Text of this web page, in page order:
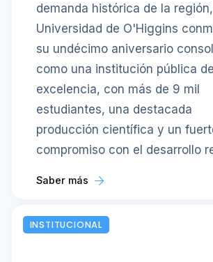
demanda histórica de la
Universidad de O'Higgins
su undécimo aniversario
como una institución pública de
excelencia, con más de 9 mil
estudiantes, una destacada
producción científica y un
compromiso con el desarrollo
Saber más
INSTITUCIONAL